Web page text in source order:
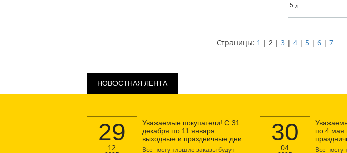
5 л
Страницы: 1 | 2 | 3| 4| 5| 6| 7
НОВОСТНАЯ ЛЕНТА
29
12
Уважаемые покупатели! С 31
декабря по 11 января
выходные и праздничные дни.
Все поступившие заказы будут
30
04
по 4 мая
Все